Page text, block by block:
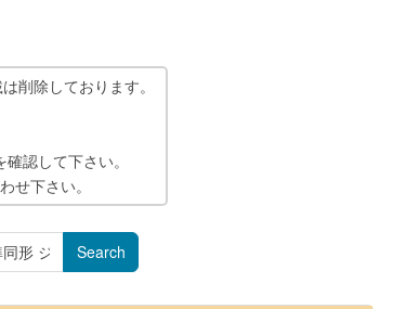
削除しております。
認して下さい。
せ下さい。
Search